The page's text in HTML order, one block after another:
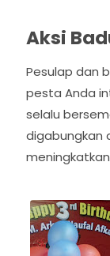
Aksi
Pesulap dan
pesta Anda
selalu
digabungkan
P
r
e